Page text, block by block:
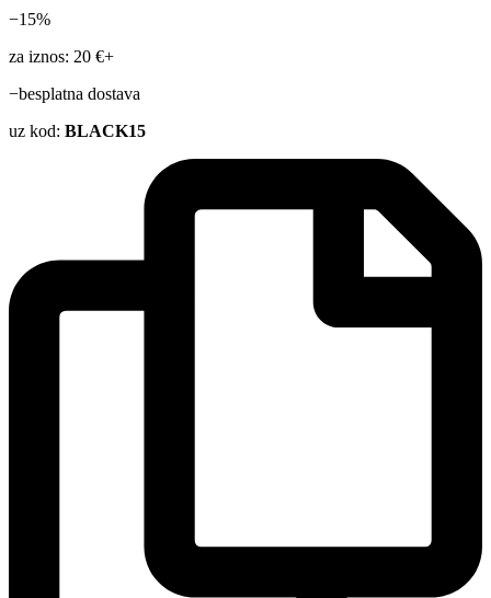
−15%
za iznos: 20 €+
−besplatna dostava
uz kod: BLACK15